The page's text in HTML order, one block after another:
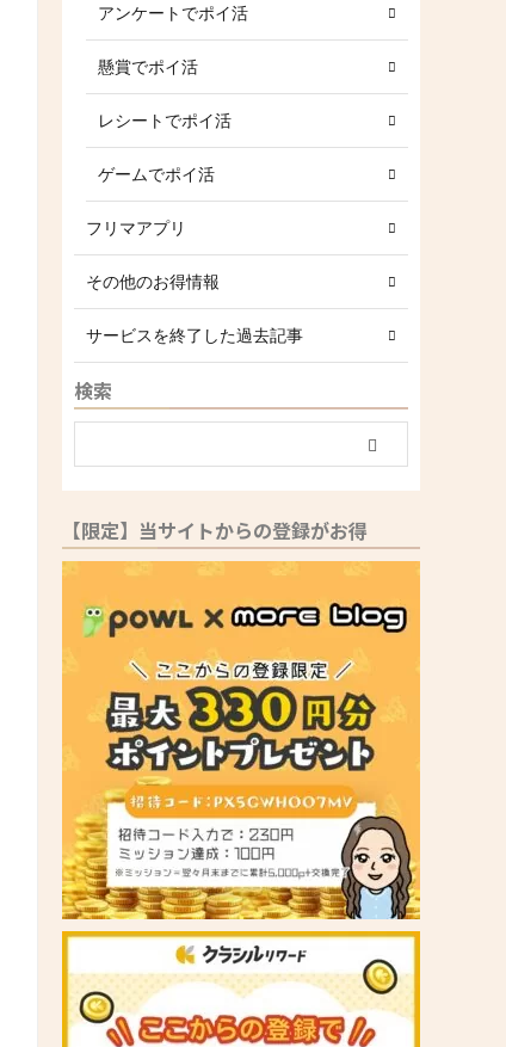
アンケートでポイ活
懸賞でポイ活
レシートでポイ活
ゲームでポイ活
フリマアプリ
その他のお得情報
サービスを終了した過去記事
検索
【限定】当サイトからの登録がお得